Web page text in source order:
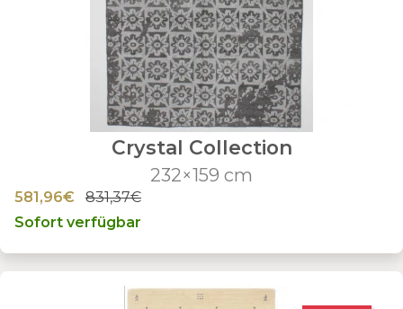
Crystal Collection
232×159 cm
581,96€
831,37€
Sofort verfügbar